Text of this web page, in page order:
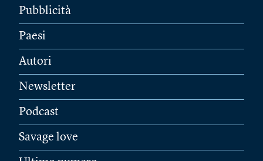
Pubblicità
Paesi
Autori
Newsletter
Podcast
Savage love